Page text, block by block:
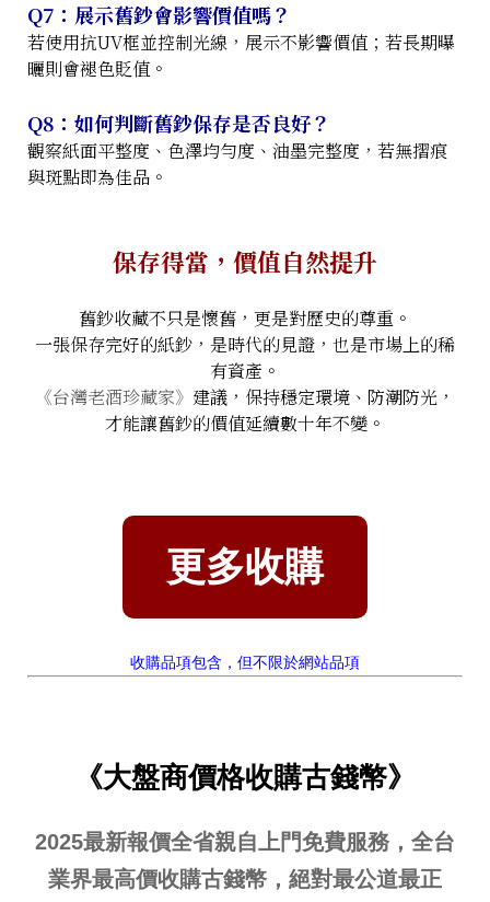
Q7：展示舊鈔會影響價值嗎？
若使用抗UV框並控制光線，展示不影響價值；若長期曝
曬則會褪色貶值。
Q8：如何判斷舊鈔保存是否良好？
觀察紙面平整度、色澤均勻度、油墨完整度，若無摺痕
與斑點即為佳品。
保存得當，價值自然提升
舊鈔收藏不只是懷舊，更是對歷史的尊重。
一張保存完好的紙鈔，是時代的見證，也是市場上的稀
有資產。
《台灣老酒珍藏家》 建議，保持穩定環境、防潮防光，
才能讓舊鈔的價值延續數十年不變。
更多收購
收購品項包含，但不限於網站品項
《大盤商價格收購古錢幣》
2025最新報價全省親自上門免費服務，全台
業界最高價收購古錢幣 ，絕對最公道最正